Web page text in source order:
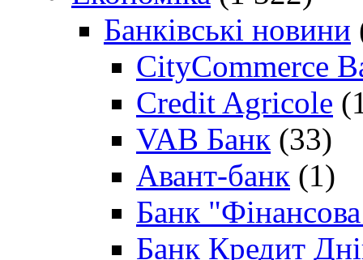
Банківські новини
CityCommerce
Credit Agricole
VAB Банк (33)
Авант-банк (1)
Банк "Фінансова
Банк Кредит